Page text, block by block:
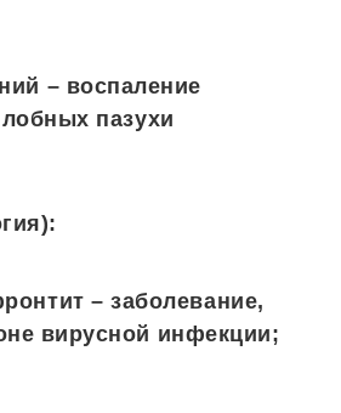
– воспаление
пазухи
– заболевание,
вирусной инфекции;